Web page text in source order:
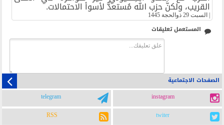
القريب، ولكنَّ حزب الله مُستعدٌّ لأسوأ الاحتمالات.
السبت 29 ذوالحجة 1445
المستعمل تعليقات
الصفحات الاجتماعية
instagram
telegram
twiter
RSS